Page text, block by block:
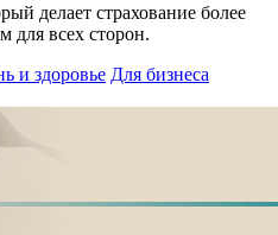
делает страхование более
для всех сторон.
и здоровье Для бизнеса